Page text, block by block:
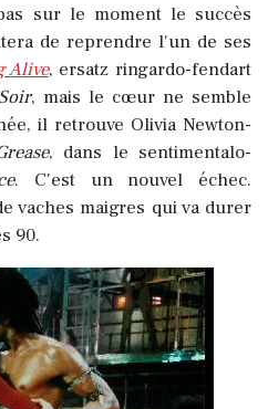
sur le moment le succès
de reprendre l'un de ses
Alive, ersatz ringardo-fendart
, mais le cœur ne semble
il retrouve Olivia Newton-
, dans le sentimentalo-
. C'est un nouvel échec.
vaches maigres qui va durer
90.